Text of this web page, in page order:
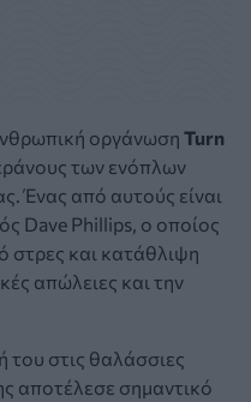
οργάνωση Turn
των ενόπλων
Ένας από αυτούς είναι
Dave Phillips, ο οποίος
στρες και κατάθλιψη
απώλειες και την
στις θαλάσσιες
αποτέλεσε σημαντικό